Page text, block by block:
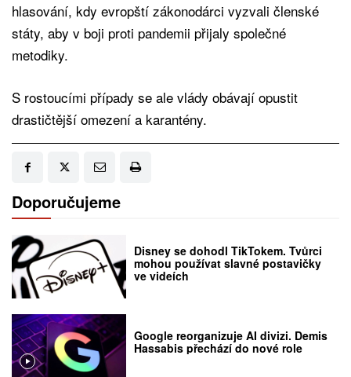
hlasování, kdy evropští zákonodárci vyzvali členské
státy, aby v boji proti pandemii přijaly společné
metodiky.
S rostoucími případy se ale vlády obávají opustit
drastičtější omezení a karantény.
Doporučujeme
Disney se dohodl TikTokem. Tvůrci
mohou používat slavné postavičky
ve videích
Google reorganizuje AI divizi. Demis
Hassabis přechází do nové role